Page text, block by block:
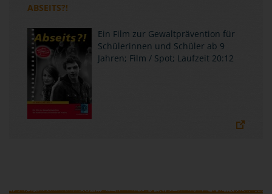
ABSEITS?!
Ein Film zur Gewaltprävention für
Schülerinnen und Schüler ab 9
Jahren; Film / Spot; Laufzeit 20:12